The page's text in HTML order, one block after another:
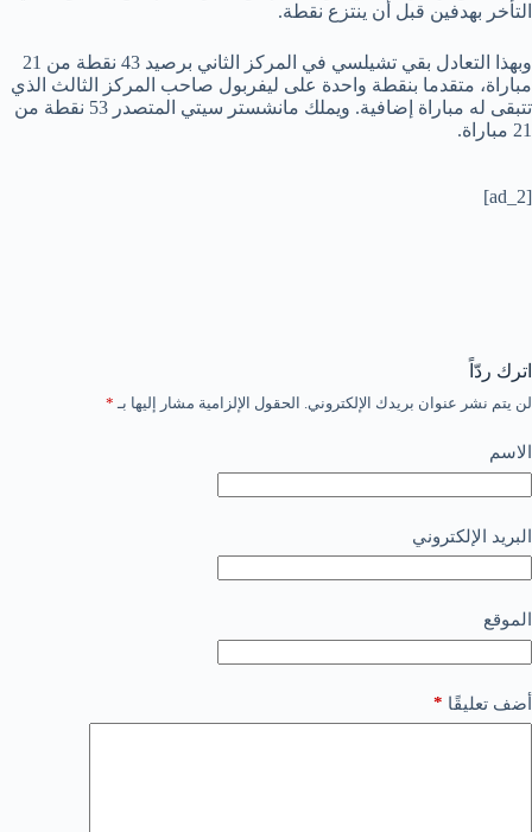
التأخر بهدفين قبل أن ينتزع نقطة.
وبهذا التعادل بقي تشيلسي في المركز الثاني برصيد 43 نقطة من 21
مباراة، متقدما بنقطة واحدة على ليفربول صاحب المركز الثالث الذي
تتبقى له مباراة إضافية. ويملك مانشستر سيتي المتصدر 53 نقطة من
21 مباراة.
[ad_2]
اترك ردّاً
لن يتم نشر عنوان بريدك الإلكتروني. الحقول الإلزامية مشار إليها بـ *
الاسم
البريد الإلكتروني
الموقع
أضف تعليقًا *